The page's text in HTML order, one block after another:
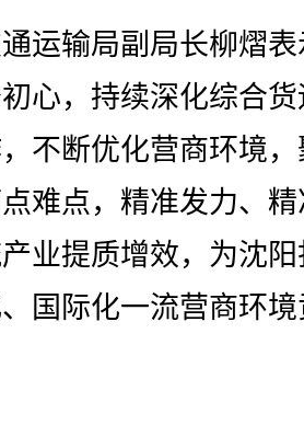
输局副局长柳熠表
心，持续深化综合
不断优化营商环境
难点，精准发力、
业提质增效，为沈
国际化一流营商环